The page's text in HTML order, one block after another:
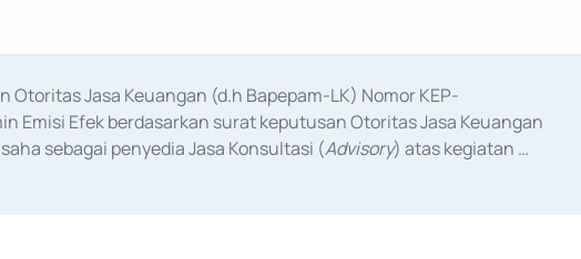
Jasa Keuangan (d.h Bapepam-LK) Nomor KEP-
Emisi Efek berdasarkan surat keputusan Otoritas Jasa Keuangan
sebagai penyedia Jasa Konsultasi (Advisory) atas kegiatan